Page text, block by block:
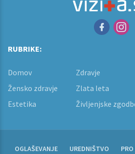
RUBRIKE:
Domov Zdravje
Žensko zdravje
Zlata leta
Estetika
Življenjske
OGLAŠEVANJE UREDNIŠTVO